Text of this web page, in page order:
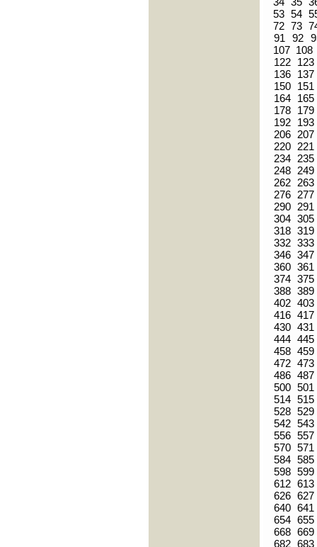
53 54
72 73
91
92
107 108
122
123
136
137
150
151
164
165
178
179
192
193
206 207
220
221
234
235
248
249
262
263
276
277
290
291
304 305
318 319
332 333
346 347
360 361
374 375
388 389
402 403
416 417
430 431
444 445
458 459
472 473
486 487
500 501
514 515
528 529
542 543
556 557
570 571
584 585
598 599
612 613
626 627
640 641
654 655
668 669
682 683